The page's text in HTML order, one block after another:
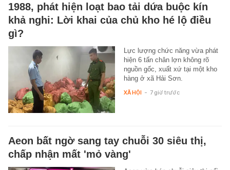
1988, phát hiện loạt bao tải dứa buộc kín
khả nghi: Lời khai của chủ kho hé lộ điều
gì?
Lực lượng chức năng vừa phát
hiện 6 tấn chân lợn không rõ
nguồn gốc, xuất xứ tại một kho
hàng ở xã Hải Sơn.
XÃ HỘI - 7 giờ trước
Aeon bất ngờ sang tay chuỗi 30 siêu thị,
chấp nhận mất 'mỏ vàng'